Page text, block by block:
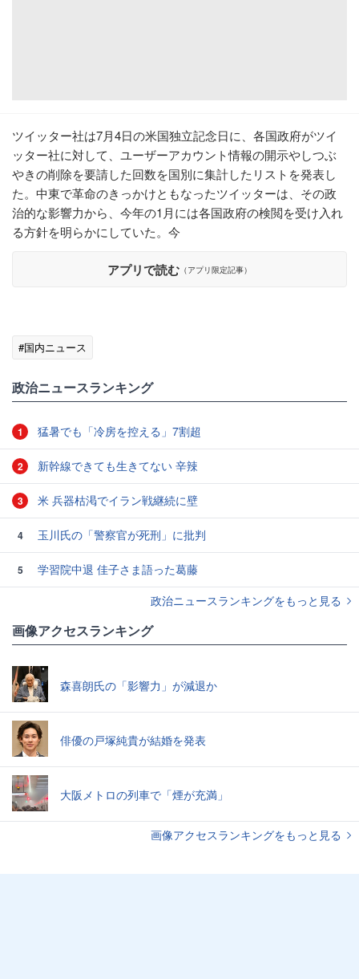
ツイッター社は7月4日の米国独立記念日に、各国政府がツイ
ッター社に対して、ユーザーアカウント情報の開示やしつぶ
やきの削除を要請した回数を国別に集計したリストを発表し
た。中東で革命のきっかけともなったツイッターは、その政
治的な影響力から、今年の1月には各国政府の検閲を受け入れ
る方針を明らかにしていた。今
アプリで読む （アプリ限定記事）
#国内ニュース
政治ニュースランキング
1 猛暑でも「冷房を控える」7割超
2 新幹線できても生きてない 辛辣
3 米 兵器枯渇でイラン戦継続に壁
4 玉川氏の「警察官が死刑」に批判
5
学習院中退 佳子さま語った葛藤
政治ニュースランキングをもっと見る
画像アクセスランキング
森喜朗氏の「影響力」が減退か
俳優の戸塚純貴が結婚を発表
大阪メトロの列車で「煙が充満」
画像アクセスランキングをもっと見る